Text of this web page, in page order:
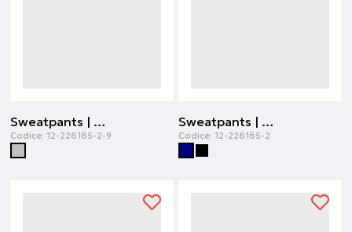
Sweatpants | Grigio melange
Codice: 12-226165-2-9
Sweatpants | Blu navy
Codice: 12-226165-2